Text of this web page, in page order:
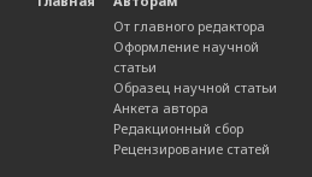
От главного редактора
Оформление научной
статьи
Образец научной статьи
Анкета автора
Редакционный сбор
Рецензирование статей